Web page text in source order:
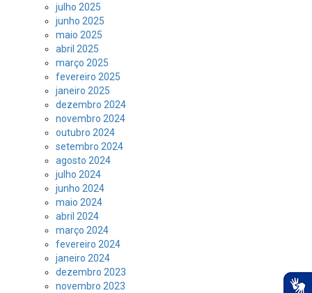
julho 2025
junho 2025
maio 2025
abril 2025
março 2025
fevereiro 2025
janeiro 2025
dezembro 2024
novembro 2024
outubro 2024
setembro 2024
agosto 2024
julho 2024
junho 2024
maio 2024
abril 2024
março 2024
fevereiro 2024
janeiro 2024
dezembro 2023
novembro 2023